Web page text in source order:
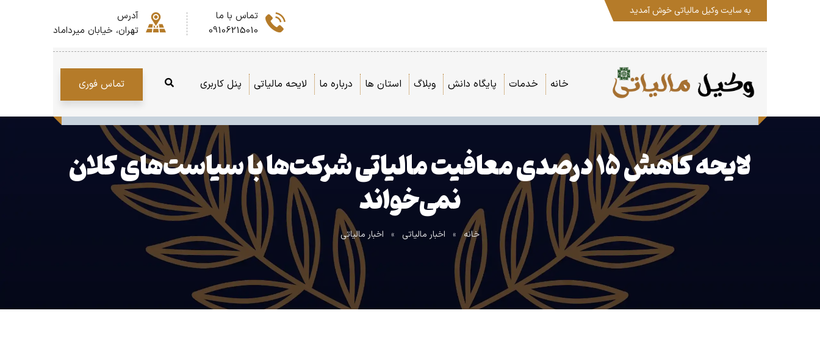
به سایت وکیل مالیاتی خوش آمدید
تماس با ما
09106215010
آدرس
تهران، خیابان میرداماد
خانه خدمات پایگاه دانش وبلاگ استان ها درباره ما لایحه مالیاتی پنل کاربری تماس فوری
لایحه کاهش ۱۵ درصدی معافیت مالیاتی شرکت‌ها با سیاست‌های کلان
نمی‌خواند
خانه » اخبار مالیاتی » اخبار مالیاتی